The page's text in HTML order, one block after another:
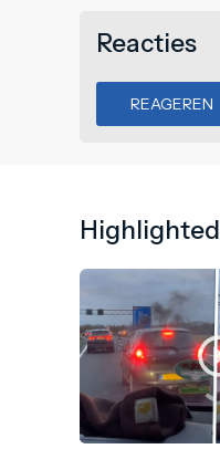
Reacties
REAGEREN
Highlighted